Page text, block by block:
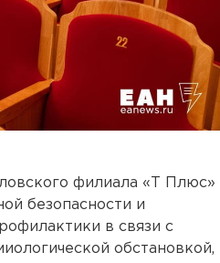
филиала «Т Плюс»
безопасности и
в связи с
обстановкой,